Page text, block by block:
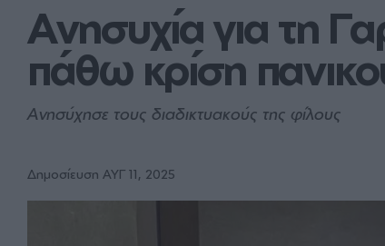
Ανησυχία για τη
πάθω κρίση
Ανησύχησε τους διαδικτυακούς της φίλους
Δημοσίευση ΑΥΓ 11, 2025